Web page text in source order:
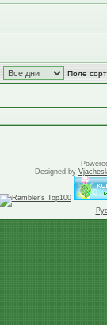
Поле
Designed by